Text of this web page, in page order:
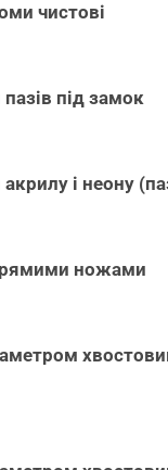
чистові
під замок
і неону
ножами